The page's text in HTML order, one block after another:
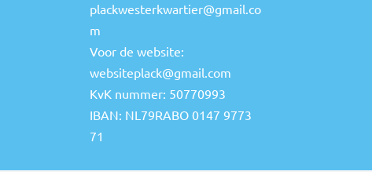
plackwesterkwartier@gmail.co
m
Voor de website:
websiteplack@gmail.com
KvK nummer: 50770993
IBAN: NL79RABO 0147 9773
71